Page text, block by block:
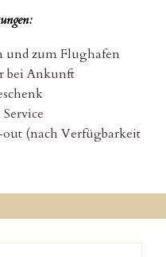
und zum Flughafen
bei Ankunft
(nach Verfügbarkeit